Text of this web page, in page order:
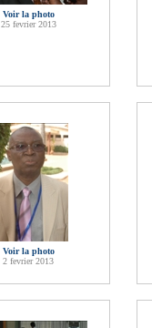
Voir la photo
25 fevrier 2013
Voir la photo
2 fevrier 2013